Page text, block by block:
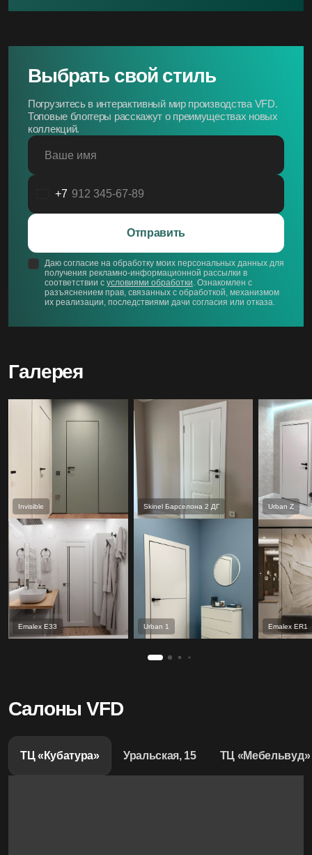
Выбрать свой стиль
Погрузитесь в интерактивный мир производства VFD.
Топовые блоггеры расскажут о преимуществах новых
коллекций.
Ваше имя
Россия
+7
Отправить
Даю согласие на обработку моих персональных данных для
получения рекламно-информационной рассылки в
соответствии с условиями обработки . Ознакомлен с
разъяснением прав, связанных с обработкой, механизмом
их реализации, последствиями дачи согласия или отказа.
Галерея
Invisible
Emalex Е33
Skinel Барселона 2 ДГ
Urban 1
Urban Z
Emalex ER1
Салоны VFD
ТЦ «Кубатура» Уральская, 15 ТЦ «Мебельвуд»